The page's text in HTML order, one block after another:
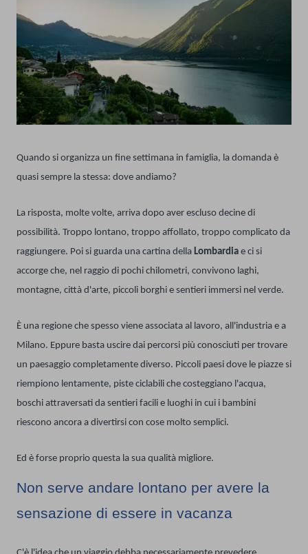
Quando si organizza un fine settimana in famiglia, la domanda è
quasi sempre la stessa: dove andiamo?
La risposta, molte volte, arriva dopo aver escluso decine di
possibilità. Troppo lontano, troppo affollato, troppo complicato da
raggiungere. Poi si guarda una cartina della Lombardia e ci si
accorge che, nel raggio di pochi chilometri, convivono laghi,
montagne, città d'arte, piccoli borghi e sentieri immersi nel verde.
È una regione che spesso viene associata al lavoro, all'industria e a
Milano. Eppure basta uscire dai percorsi più conosciuti per trovare
un paesaggio completamente diverso. Piccoli paesi dove le piazze si
riempiono lentamente, piste ciclabili che costeggiano l'acqua,
boschi attraversati da sentieri facili e luoghi in cui i bambini
riescono ancora a divertirsi con cose molto semplici.
Ed è forse proprio questa la sua qualità migliore.
Non serve andare lontano per avere la
sensazione di essere in vacanza